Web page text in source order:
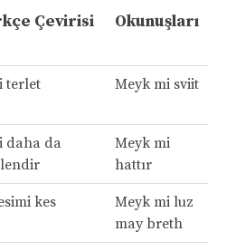
Çevirisi Okunuşları
terlet Meyk mi sviit
daha da
Meyk mi
hattır
kes
Meyk mi luz
may breth